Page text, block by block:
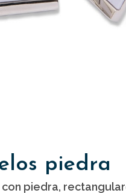
piedra
piedra,